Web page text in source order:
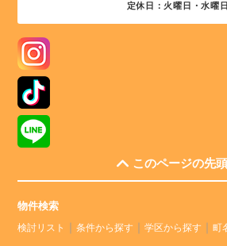
定休日：火曜日・水曜日
このページの先
物件検索
検討リスト 条件から探す 学区から探す 町